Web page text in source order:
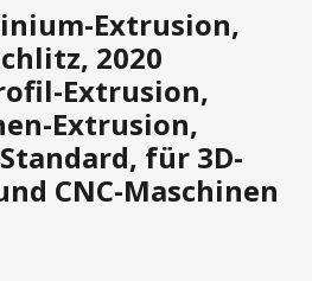
Extrusion,
2020
Extrusion,
Extrusion,
für 3D-
CNC-Maschinen